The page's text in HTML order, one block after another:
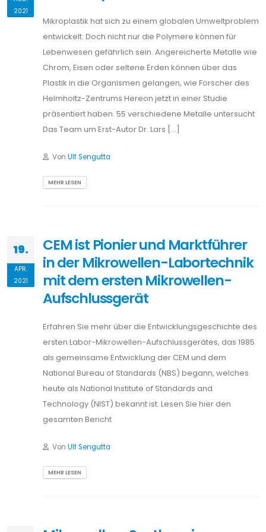
2021
Mikroplastik hat sich zu einem globalen Umweltproblem
entwickelt. Doch nicht nur die Polymere können für
Lebenwesen gefährlich sein. Angereicherte Metalle wie
Chrom, Eisen oder seltene Erden können über das
Plastik in die Organismen gelangen, wie Forscher des
Helmholtz-Zentrums Hereon jetzt in einer Studie
präsentiert haben. 55 verschiedene Metalle untersucht
Das Team um Erst-Autor Dr. Lars […]
Von Ulf Sengutta
MEHR LESEN
19.
APR.
2021
CEM ist Pionier und Marktführer
in der Mikrowellen-Labortechnik
mit dem ersten Mikrowellen-
Aufschlussgerät
Erfahren Sie mehr über die Entwicklungsgeschichte des
ersten Labor-Mikrowellen-Aufschlussgerätes, das 1985
als gemeinsame Entwicklung der CEM und dem
National Bureau of Standards (NBS) begann, welches
heute als National Institute of Standards and
Technology (NIST) bekannt ist. Lesen Sie hier den
gesamten Bericht
Von Ulf Sengutta
MEHR LESEN